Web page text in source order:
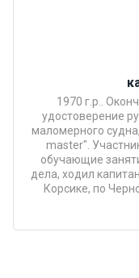
1970 г.р..
удостоверение
маломерного
master".
обучающие
дела, ходил
Корсике, по
Развле
чения
Речные
прогулк